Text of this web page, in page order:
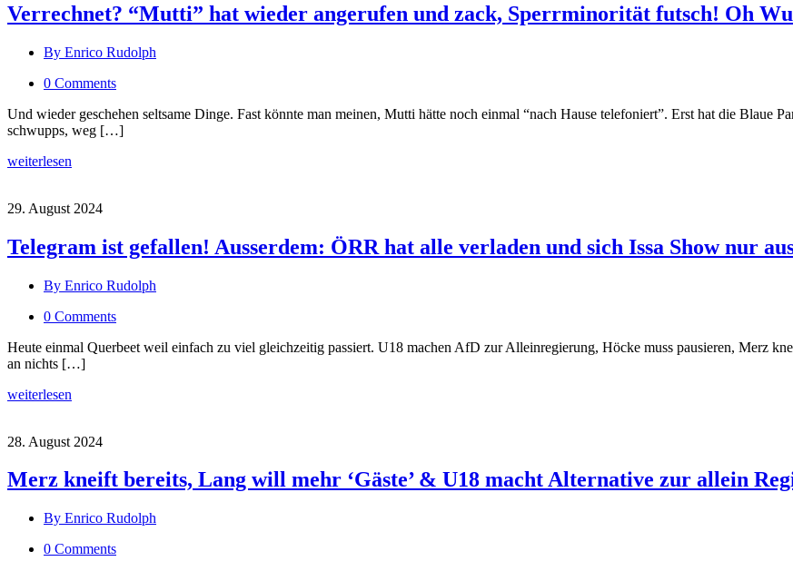
Verrechnet? “Mutti” hat wieder angerufen und zack, Sperrminorität futsch! Oh
By Enrico Rudolph
0 Comments
Und wieder geschehen seltsame Dinge. Fast könnte man meinen, Mutti hätte noch einmal “nach Hause telefoniert”. Erst hat die Blaue
schwupps, weg […]
weiterlesen
29. August 2024
Telegram ist gefallen! Ausserdem: ÖRR hat alle verladen und sich Issa Show nur
By Enrico Rudolph
0 Comments
Heute einmal Querbeet weil einfach zu viel gleichzeitig passiert. U18 machen AfD zur Alleinregierung, Höcke muss pausieren, Merz
an nichts […]
weiterlesen
28. August 2024
Merz kneift bereits, Lang will mehr ‘Gäste’ & U18 macht Alternative zur allein
By Enrico Rudolph
0 Comments